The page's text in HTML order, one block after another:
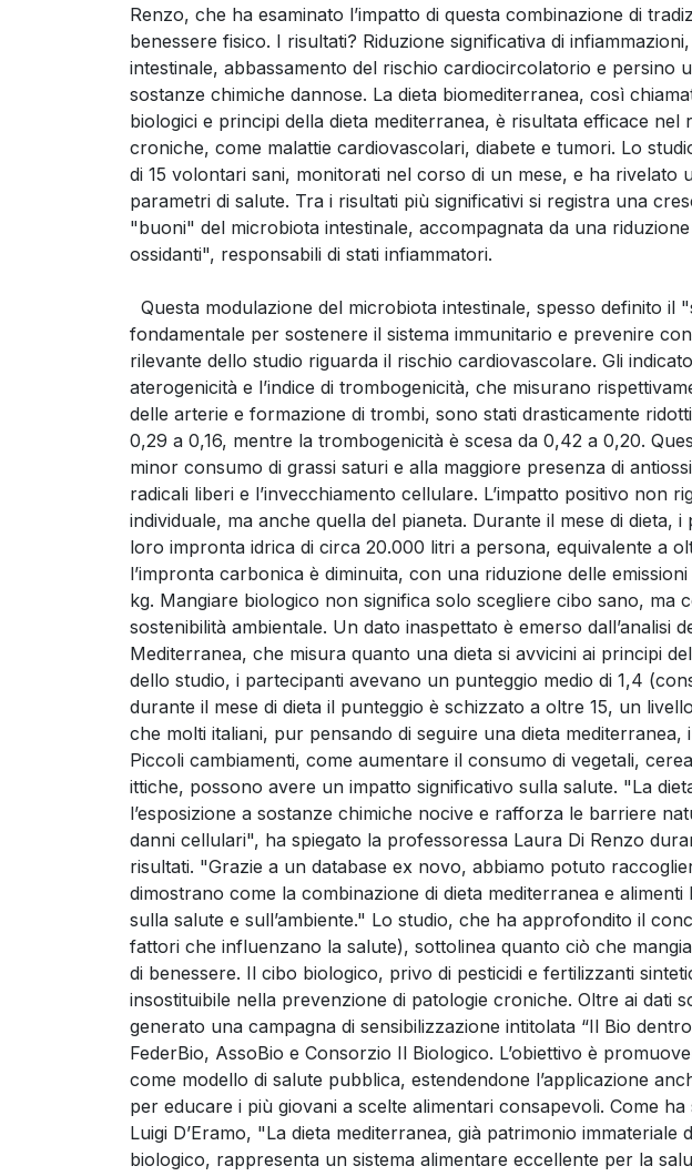
Renzo, che ha esaminato l’impatto di questa combinazione di
benessere fisico. I risultati? Riduzione significativa di
intestinale, abbassamento del rischio cardiocircolatorio e persino
sostanze chimiche dannose. La dieta biomediterranea, così
biologici e principi della dieta mediterranea, è risultata efficace nel
croniche, come malattie cardiovascolari, diabete e tumori. Lo
di 15 volontari sani, monitorati nel corso di un mese, e ha rivelato
parametri di salute. Tra i risultati più significativi si registra una
"buoni" del microbiota intestinale, accompagnata da una
ossidanti", responsabili di stati infiammatori.
Questa modulazione del microbiota intestinale, spesso definito il
fondamentale per sostenere il sistema immunitario e prevenire
rilevante dello studio riguarda il rischio cardiovascolare. Gli
aterogenicità e l’indice di trombogenicità, che misurano
delle arterie e formazione di trombi, sono stati drasticamente
0,29 a 0,16, mentre la trombogenicità è scesa da 0,42 a 0,20.
minor consumo di grassi saturi e alla maggiore presenza di
radicali liberi e l’invecchiamento cellulare. L’impatto positivo non
individuale, ma anche quella del pianeta. Durante il mese di dieta,
loro impronta idrica di circa 20.000 litri a persona, equivalente a
l’impronta carbonica è diminuita, con una riduzione delle
kg. Mangiare biologico non significa solo scegliere cibo sano, ma
sostenibilità ambientale. Un dato inaspettato è emerso dall’analisi
Mediterranea, che misura quanto una dieta si avvicini ai principi
dello studio, i partecipanti avevano un punteggio medio di 1,4
durante il mese di dieta il punteggio è schizzato a oltre 15, un
che molti italiani, pur pensando di seguire una dieta mediterranea,
Piccoli cambiamenti, come aumentare il consumo di vegetali,
ittiche, possono avere un impatto significativo sulla salute. "La
l’esposizione a sostanze chimiche nocive e rafforza le barriere
danni cellulari", ha spiegato la professoressa Laura Di Renzo
risultati. "Grazie a un database ex novo, abbiamo potuto
dimostrano come la combinazione di dieta mediterranea e
sulla salute e sull’ambiente." Lo studio, che ha approfondito il
fattori che influenzano la salute), sottolinea quanto ciò che
di benessere. Il cibo biologico, privo di pesticidi e fertilizzanti
insostituibile nella prevenzione di patologie croniche. Oltre ai dati
generato una campagna di sensibilizzazione intitolata “Il Bio
FederBio, AssoBio e Consorzio Il Biologico. L’obiettivo è
come modello di salute pubblica, estendendone l’applicazione
per educare i più giovani a scelte alimentari consapevoli. Come
Luigi D’Eramo, "La dieta mediterranea, già patrimonio immateriale
biologico, rappresenta un sistema alimentare eccellente per la